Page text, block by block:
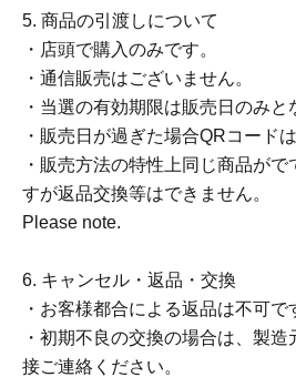
5. 商品の引渡しについて
・店頭で購入のみです。
・通信販売はございません。
・当選の有効期限は販売日のみと
・販売日が過ぎた場合QRコード
・販売方法の特性上同じ商品がで
すが返品交換等はできません。
Please note.
6. キャンセル・返品・交換
・お客様都合による返品は不可で
・初期不良の交換の場合は、製
接ご連絡ください。